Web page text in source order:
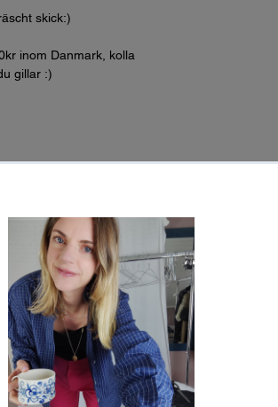
skick:)
inom Danmark, kolla
gillar :)